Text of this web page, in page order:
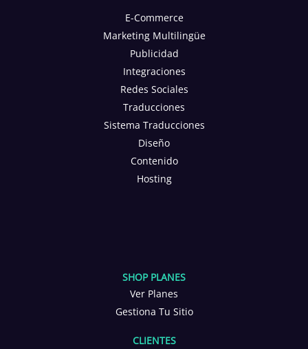
E-Commerce
Marketing Multilingüe
Publicidad
Integraciones
Redes Sociales
Traducciones
Sistema Traducciones
Diseño
Contenido
Hosting
SHOP PLANES
Ver Planes
Gestiona Tu Sitio
CLIENTES